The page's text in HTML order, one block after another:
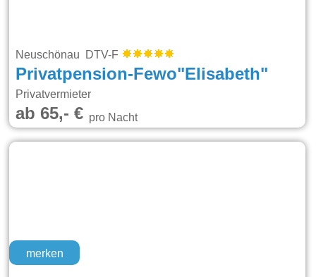
Neuschönau DTV-F
Privatpension-Fewo"Elisabeth"
Privatvermieter
ab 65,- €pro Nacht
merken